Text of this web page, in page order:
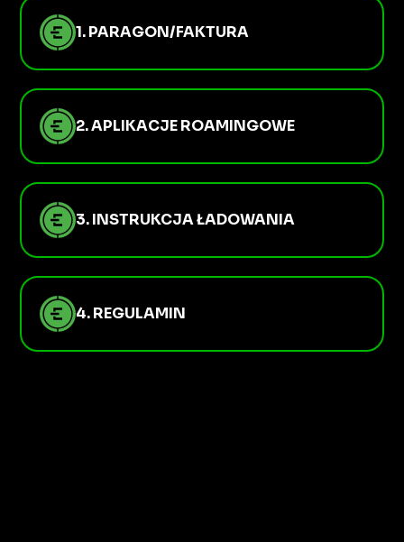
1. PARAGON/FAKTURA
2. APLIKACJE ROAMINGOWE
3. INSTRUKCJA ŁADOWANIA
4. REGULAMIN